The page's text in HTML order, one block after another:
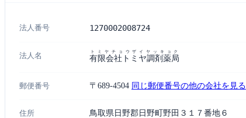
法人番号 1270002008724
法人名 有限会社トミヤ調剤薬局
トミヤチョウザイヤッキョク
郵便番号 〒689-4504 同じ郵便番号の他の会社を見る
住所 鳥取県日野郡日野町野田３１７番地６